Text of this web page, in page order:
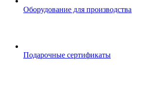
Оборудование для производства
Подарочные сертификаты